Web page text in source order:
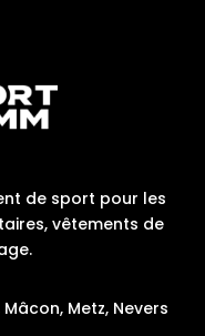
de sport pour les
vêtements de
Metz, Nevers